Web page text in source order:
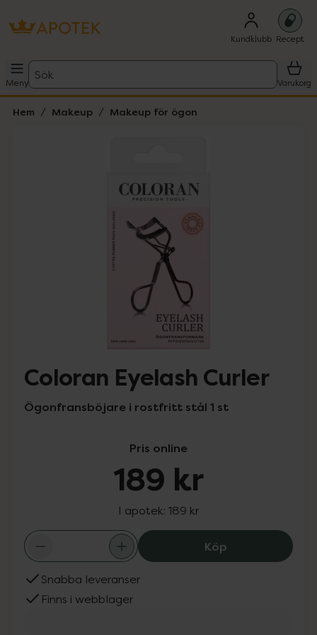
Kundklubb Recept
Meny
Sök
Varukorg
Hem Makeup Makeup för ögon
Coloran Eyelash Curler
Ögonfransböjare i rostfritt stål 1 st
Pris online
189 kr
I apotek: 189 kr
KöpColoran
Snabba leveranser
Finns i webblager